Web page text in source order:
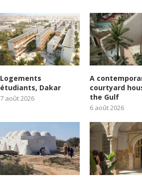
Logements
étudiants, Dakar
7 août 2026
A
courtyard
the Gulf
6 août 2026